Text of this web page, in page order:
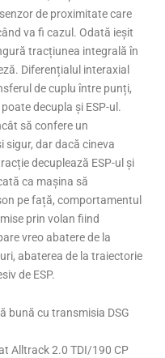
de proximitate care
va fi cazul. Odată ieșit
tracțiunea integrală în
Diferențialul interaxial
de cuplu între punți,
decupla și ESP-ul.
să confere un
dar dacă cineva
decuplează ESP-ul și
ca mașina să
pe față, comportamentul
prin volan fiind
vreo abatere de la
abaterea de la traiectorie
de ESP.
bună cu transmisia DSG
Alltrack 2.0 TDI/190 CP